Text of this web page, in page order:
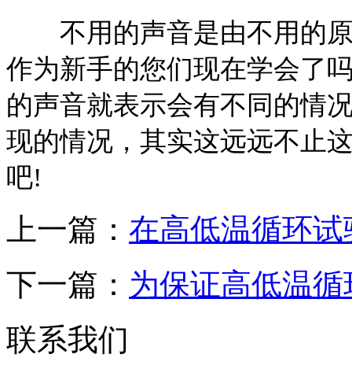
不用的声音是由不用的原
作为新手的您们现在学会了
的声音就表示会有不同的情
现的情况，其实这远远不止
吧!
上一篇： 在高低温循环
下一篇： 为保证高低温
联系我们